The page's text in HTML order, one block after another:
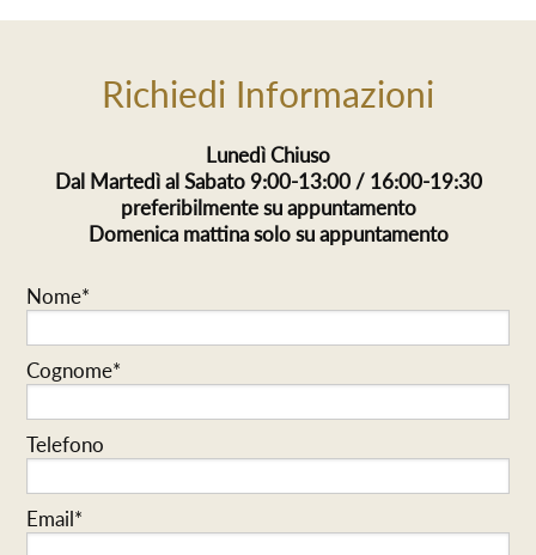
Richiedi Informazioni
Lunedì Chiuso
Dal Martedì al Sabato 9:00-13:00 / 16:00-19:30
preferibilmente su appuntamento
Domenica mattina solo su appuntamento
Nome*
Cognome*
Telefono
Email*